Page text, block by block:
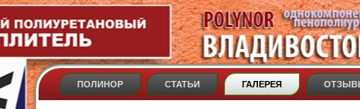
ПОЛИНОР СТАТЬИ ГАЛЕРЕЯ